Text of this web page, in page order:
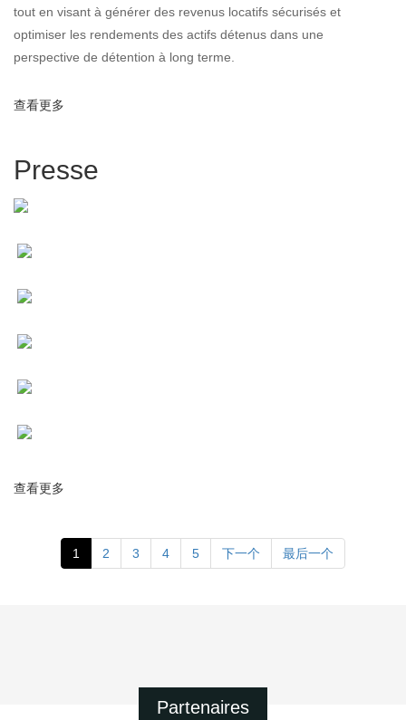
tout en visant à générer des revenus locatifs sécurisés et
optimiser les rendements des actifs détenus dans une
perspective de détention à long terme.
查看更多
Presse
查看更多
1 2 3 4 5 下一个 最后一个
Partenaires